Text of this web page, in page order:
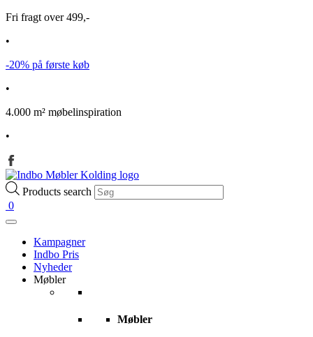
Fri fragt over 499,-
•
-20% på første køb
•
4.000 m² møbelinspiration
•
Products search
0
Kampagner
Indbo Pris
Nyheder
Møbler
Møbler